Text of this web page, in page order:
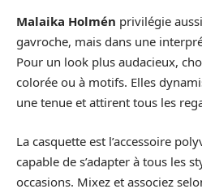
Malaika Holmén privilégie
gavroche, mais dans une
Pour un look plus audacieux,
colorée ou à motifs. Elles
une tenue et attirent tous les
La casquette est l’accessoire
capable de s’adapter à tous les
occasions. Mixez et associez